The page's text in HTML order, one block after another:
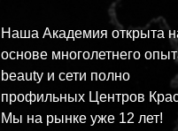
Наша Академия открыта
основе многолетнего
beauty и сети полно
профильных Центров
Мы на рынке уже 12 лет!